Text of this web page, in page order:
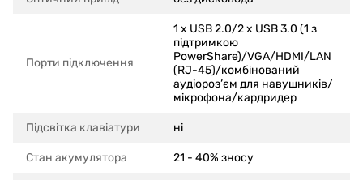
Порти підключення
1 x USB 2.0/2 x USB 3.0 (1 з
підтримкою
PowerShare)/VGA/HDMI/LAN
(RJ-45)/комбінований
аудіороз’єм для навушників/
мікрофона/кардридер
Підсвітка клавіатури ні
Стан акумулятора 21 - 40% зносу